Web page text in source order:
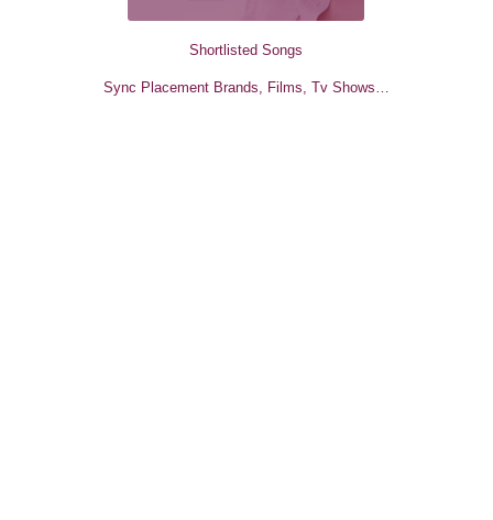
Shortlisted Songs
Sync Placement Brands, Films, Tv Shows…